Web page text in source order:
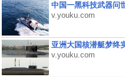
中国一黑科技武器问
v.youku.com
亚洲大国核潜艇梦终
v.youku.com